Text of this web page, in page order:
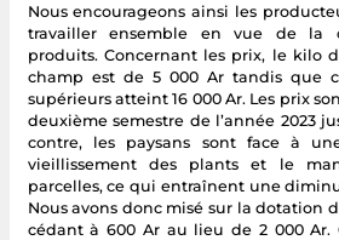
Nous encourageons ainsi les
travailler ensemble en vue de la
produits. Concernant les prix, le kilo
champ est de 5 000 Ar tandis que
supérieurs atteint 16 000 Ar. Les prix
deuxième semestre de l’année 2023
contre, les paysans sont face à
vieillissement des plants et le
parcelles, ce qui entraînent une
Nous avons donc misé sur la dotation
cédant à 600 Ar au lieu de 2 000 Ar.